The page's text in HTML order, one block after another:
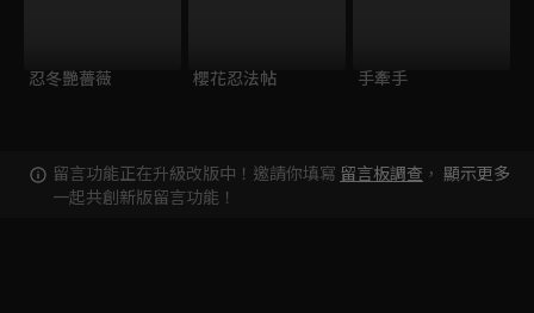
忍冬艷薔薇 櫻花忍法帖 手牽手
留言功能正在升級改版中！邀請你填寫 留言板調查 ，
一起共創新版留言功能！
顯示更多